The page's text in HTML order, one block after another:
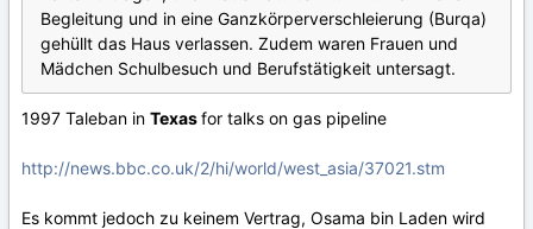
Begleitung und in eine Ganzkörperverschleierung (Burqa)
gehüllt das Haus verlassen. Zudem waren Frauen und
Mädchen Schulbesuch und Berufstätigkeit untersagt.
1997 Taleban in Texasfor talks on gas pipeline
http://news.bbc.co.uk/2/hi/world/west_asia/37021.stm
Es kommt jedoch zu keinem Vertrag, Osama bin Laden wird